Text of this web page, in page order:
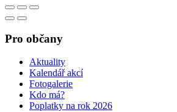
Pro občany
Aktuality
Kalendář akcí
Fotogalerie
Kdo má?
Poplatky na rok 2026